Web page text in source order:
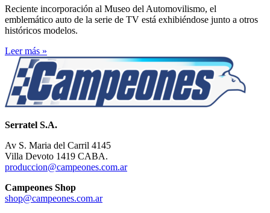
Reciente incorporación al Museo del Automovilismo, el
emblemático auto de la serie de TV está exhibiéndose junto a otros
históricos modelos.
Leer más »
Serratel S.A.
Av S. Maria del Carril 4145
Villa Devoto 1419 CABA.
produccion@campeones.com.ar
Campeones Shop
shop@campeones.com.ar